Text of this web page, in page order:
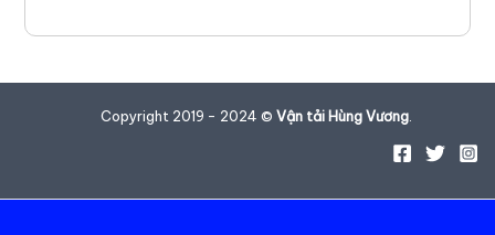
Copyright 2019 - 2024 © Vận tải Hùng Vương.